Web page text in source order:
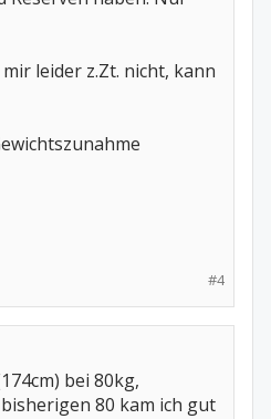
leider z.Zt. nicht, kann
#4
bei 80kg,
80 kam ich gut